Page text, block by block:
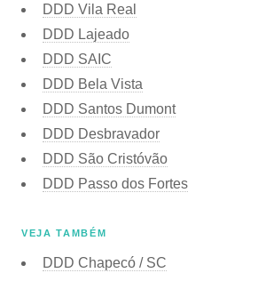
DDD Vila Real
DDD Lajeado
DDD SAIC
DDD Bela Vista
DDD Santos Dumont
DDD Desbravador
DDD São Cristóvão
DDD Passo dos Fortes
VEJA TAMBÉM
DDD Chapecó / SC